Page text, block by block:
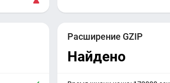
Расширение GZIP
Найдено